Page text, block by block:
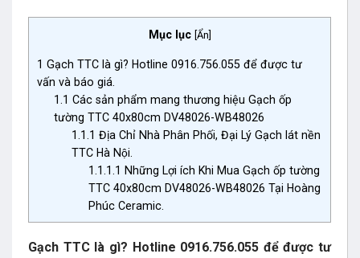
Mục lục Ẩn
1 Gạch TTC là gì? Hotline 0916.756.055 để được tư
vấn và báo giá.
1.1 Các sản phẩm mang thương hiệu Gạch ốp
tường TTC 40x80cm DV48026-WB48026
1.1.1 Địa Chỉ Nhà Phân Phối, Đại Lý Gạch lát nền
TTC Hà Nội.
1.1.1.1 Những Lợi ích Khi Mua Gạch ốp tường
TTC 40x80cm DV48026-WB48026 Tại Hoàng
Phúc Ceramic.
Gạch TTC là gì? Hotline 0916.756.055 để được tư